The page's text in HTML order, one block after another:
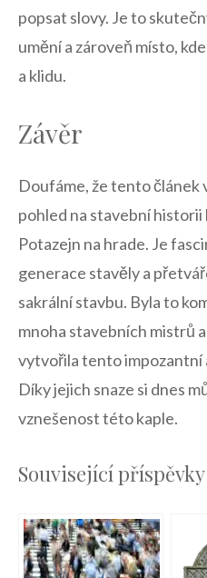
popsat slovy. Je to
umění a zároveň místo,
a klidu.
Závěr
Doufáme, že tento článek
pohled​ na​ stavební historii
Potazejn na hrade. Je
generace⁣ stavěly a
sakrální ​stavbu. ​Byla‍ to⁤
‍mnoha ‍stavebních mistrů
vytvořila tento impozantní
Díky jejich snaze si dnes
vznešenost této​ kaple.
Související